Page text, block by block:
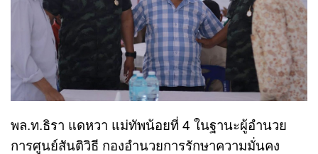
พล.ท.ธิรา แดหวา แม่ทัพน้อยที่ 4 ในฐานะผู้อำนวย
การศูนย์สันติวิธี กองอำนวยการรักษาความมั่นคง